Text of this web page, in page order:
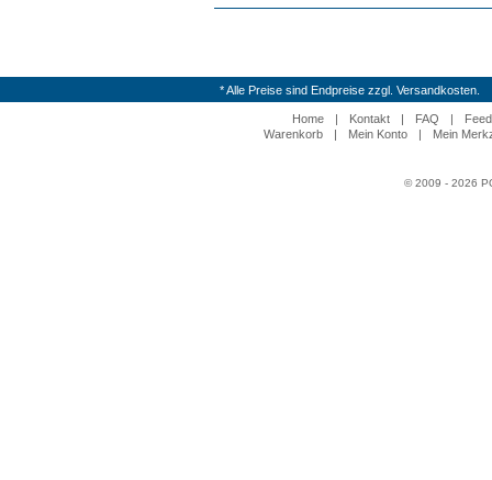
* Alle Preise sind Endpreise zzgl. Versandkosten.
Home | Kontakt | FAQ |
Warenkorb
| Mein Konto | Mein
© 2009 - 2026